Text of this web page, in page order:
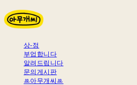
상-점
부업합니다
알려드립니다
문의게시판
ꔛ아무개씨ꔛ